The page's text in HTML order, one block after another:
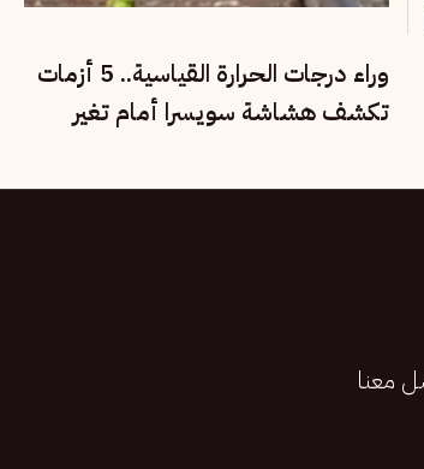
وراء درجات الحرارة القياسية.. 5 أزمات
تكشف هشاشة سويسرا أمام تغير
معنا